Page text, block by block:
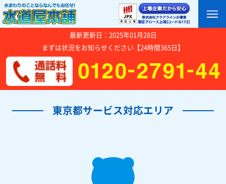
最新更新日：2025年01月28日
まずは状況をお知らせください【24時間365日】
東京都サービス対応エリア